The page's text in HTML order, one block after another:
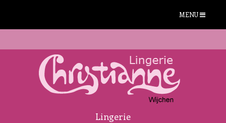
MENU
Lingerie